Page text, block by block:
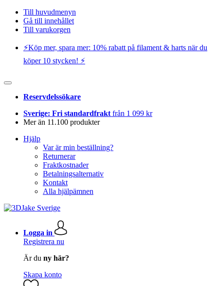
Till huvudmenyn
Gå till innehållet
Till varukorgen
⚡️Köp mer, spara mer: 10% rabatt på filament & harts när du
köper 10 stycken! ⚡️
Reservdelssökare
Sverige: Fri standardfrakt från 1 099 kr
Mer än 11.100 produkter
Hjälp
Var är min beställning?
Returnerar
Fraktkostnader
Betalningsalternativ
Kontakt
Alla hjälpämnen
Logga in
Registrera nu
Är du ny här?
Skapa konto